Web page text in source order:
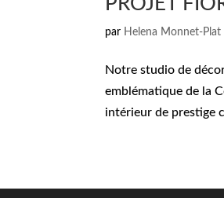
par Helena Monnet-Plat
Notre studio de
emblématique de la
intérieur de prestige